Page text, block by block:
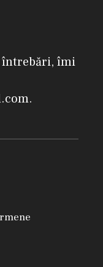
întrebări, îmi